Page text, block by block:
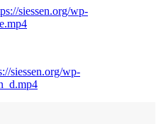
siessen.org/wp-
siessen.org/wp-